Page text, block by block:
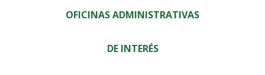
OFICINAS ADMINISTRATIVAS
DE INTERÉS